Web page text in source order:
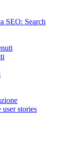
SEO: Search
stories